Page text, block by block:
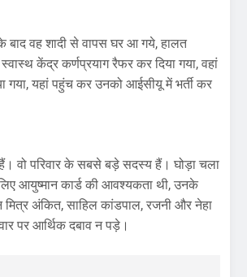
बाद वह शादी से वापस घर आ गये, हालत
केंद्र कर्णप्रयाग रैफर कर दिया गया, वहां
यहां पहुंच कर उनको आईसीयू में भर्ती कर
वो परिवार के सबसे बड़े सदस्य हैं। घोड़ा चला
आयुष्मान कार्ड की आवश्यकता थी, उनके
अंकित, साहिल कांडपाल, रजनी और नेहा
पर आर्थिक दबाव न पड़े।